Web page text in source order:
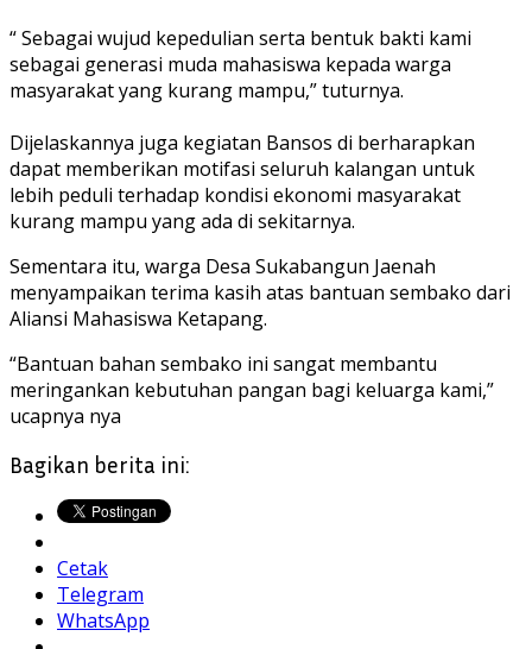
“ Sebagai wujud kepedulian serta bentuk bakti kami
sebagai generasi muda mahasiswa kepada warga
masyarakat yang kurang mampu,” tuturnya.
Dijelaskannya juga kegiatan Bansos di berharapkan
dapat memberikan motifasi seluruh kalangan untuk
lebih peduli terhadap kondisi ekonomi masyarakat
kurang mampu yang ada di sekitarnya.
Sementara itu, warga Desa Sukabangun Jaenah
menyampaikan terima kasih atas bantuan sembako dari
Aliansi Mahasiswa Ketapang.
“Bantuan bahan sembako ini sangat membantu
meringankan kebutuhan pangan bagi keluarga kami,”
ucapnya nya
Bagikan berita ini:
Cetak
Telegram
WhatsApp